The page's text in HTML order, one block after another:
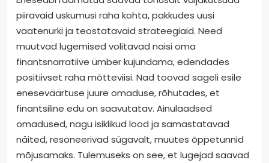
piiravaid uskumusi raha kohta, pakkudes uusi
vaatenurki ja teostatavaid strateegiaid. Need
muutvad lugemised volitavad naisi oma
finantsnarratiive ümber kujundama, edendades
positiivset raha mõtteviisi. Nad toovad sageli esile
eneseväärtuse juure omaduse, rõhutades, et
finantsiline edu on saavutatav. Ainulaadsed
omadused, nagu isiklikud lood ja samastatavad
näited, resoneerivad sügavalt, muutes õppetunnid
mõjusamaks. Tulemuseks on see, et lugejad saavad